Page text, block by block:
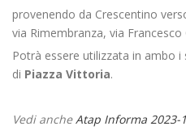
provenendo da Crescentino
via Rimembranza, via Francesco
Potrà essere utilizzata in ambo i
di Piazza Vittoria.
Vedi ancheAtap Informa 2023-